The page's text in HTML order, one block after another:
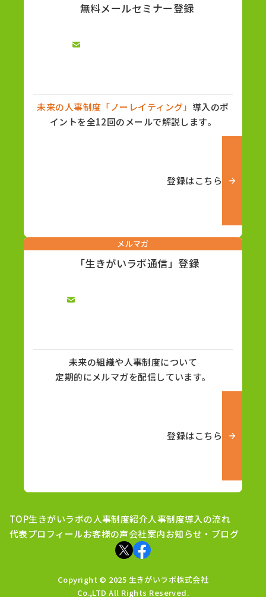
無料メールセミナー登録
未来の人事制度「ノーレイティング」 導入のポ
イントを全12回のメールで解説します。
登録はこちら
メルマガ
「生きがいラボ通信」登録
未来の組織や人事制度について
定期的にメルマガを配信しています。
登録はこちら
TOP生きがいラボの人事制度紹介人事制度導入の流れ
代表プロフィールお客様の声会社案内お知らせ・ブログ
Copyright © 2025 生きがいラボ株式会社
Co.,LTD All Rights Reserved.